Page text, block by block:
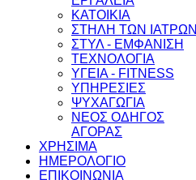
ΚΑΤΟΙΚΙΑ
ΣΤΗΛΗ ΤΩΝ ΙΑΤΡΩΝ
ΣΤΥΛ - ΕΜΦΑΝΙΣΗ
ΤΕΧΝΟΛΟΓΙΑ
ΥΓΕΙΑ - FITNESS
ΥΠΗΡΕΣΙΕΣ
ΨΥΧΑΓΩΓΙΑ
ΝΕΟΣ ΟΔΗΓΟΣ
ΑΓΟΡΑΣ
ΧΡΗΣΙΜΑ
ΗΜΕΡΟΛΟΓΙΟ
ΕΠΙΚΟΙΝΩΝΙΑ